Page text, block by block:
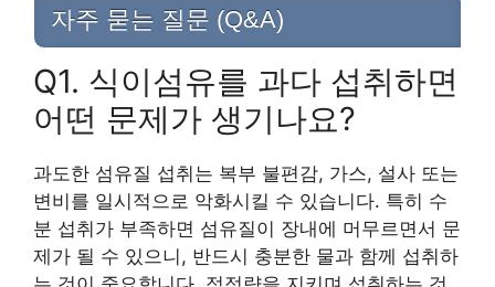
자주 묻는 질문 (Q&A)
Q1. 식이섬유를 과다 섭취하면
어떤 문제가 생기나요?
과도한 섬유질 섭취는 복부 불편감, 가스, 설사 또는
변비를 일시적으로 악화시킬 수 있습니다. 특히 수
분 섭취가 부족하면 섬유질이 장내에 머무르면서 문
제가 될 수 있으니, 반드시 충분한 물과 함께 섭취하